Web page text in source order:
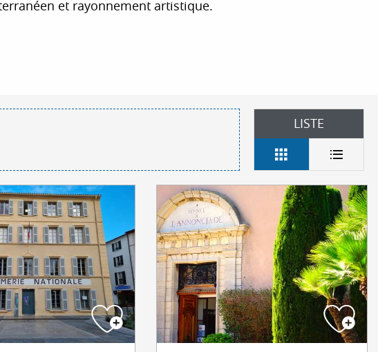
et rayonnement artistique.
aux favoris
LISTE